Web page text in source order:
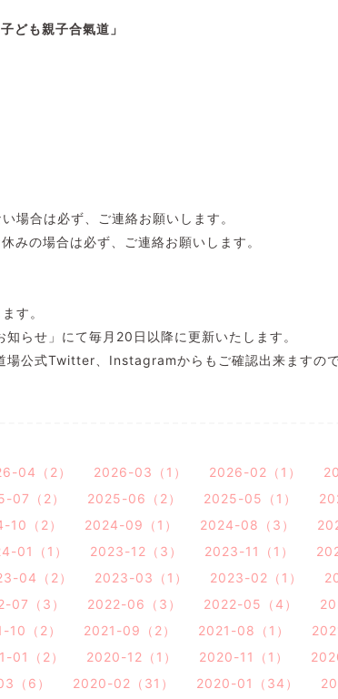
ども親子合氣道」
場合は必ず、ご連絡お願いします。
みの場合は必ず、ご連絡お願いします。
す。
らせ」にて毎月20日以降に更新いたします。
場公式Twitter、Instagramからもご確認出来ますの
04（2） 2026-03（1） 2026-02（1）
07（2） 2025-06（2） 2025-05（1）
10（2） 2024-09（1） 2024-08（3）
01（1） 2023-12（3） 2023-11（1）
04（2） 2023-03（1） 2023-02（1）
07（3） 2022-06（3） 2022-05（4）
10（2） 2021-09（2） 2021-08（1）
01（2） 2020-12（1） 2020-11（1）
（6） 2020-02（31） 2020-01（34）